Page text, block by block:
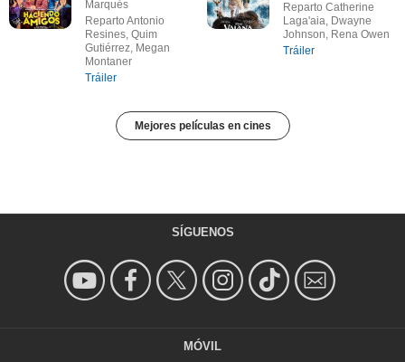
Marqués
Reparto Antonio
Resines, Quim
Gutiérrez, Megan
Montaner
Tráiler
Reparto Catherine
Laga'aia, Dwayne
Johnson, Rena Owen
Tráiler
Mejores películas en cines
SÍGUENOS
MÓVIL